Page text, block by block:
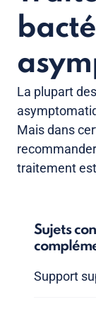
La plupart
Mais dans
traitement
Sujets
Support